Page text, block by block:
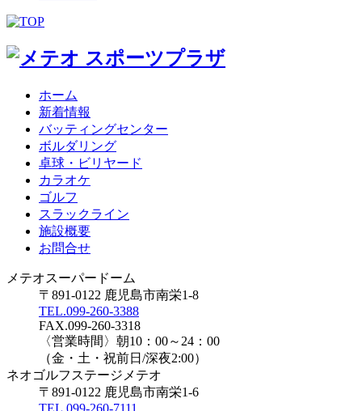
ホーム
新着情報
バッティングセンター
ボルダリング
卓球・ビリヤード
カラオケ
ゴルフ
スラックライン
施設概要
お問合せ
メテオスーパードーム
〒891-0122 鹿児島市南栄1-8
TEL.099-260-3388
FAX.099-260-3318
〈営業時間〉朝10：00～24：00
（金・土・祝前日/深夜2:00）
ネオゴルフステージメテオ
〒891-0122 鹿児島市南栄1-6
TEL.099-260-7111